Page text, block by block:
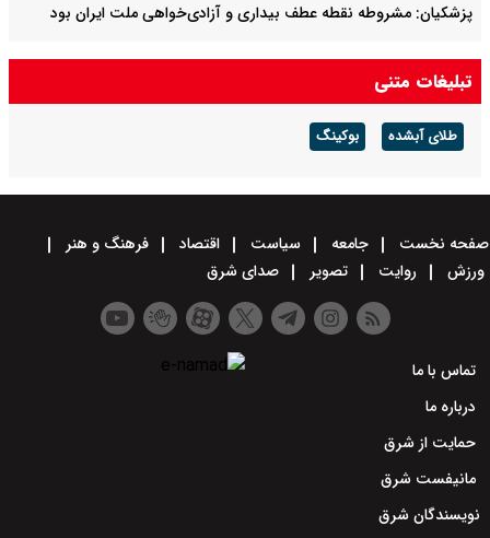
پزشکیان: مشروطه نقطه عطف بیداری و آزادی‌خواهی ملت ایران بود
امیر دریادار منصور فلاحی درگذشت
تبلیغات متنی
طلای آبشده بوکینگ
صفحه نخست جامعه سیاست اقتصاد
فرهنگ و هنر
ورزش
روایت تصویر صدای شرق
تماس با ما
درباره ما
حمایت از شرق
مانیفست شرق
نویسندگان شرق